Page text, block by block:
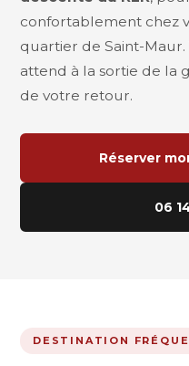
confortablement chez
quartier de Saint-
attend à la sortie de la
de votre retour.
Réserver
06
DESTINATION